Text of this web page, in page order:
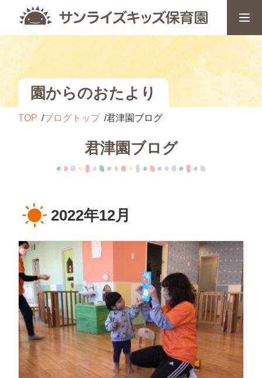
園からのおたより
TOP ブログトップ 君津園ブログ
君津園ブログ
2022年12月